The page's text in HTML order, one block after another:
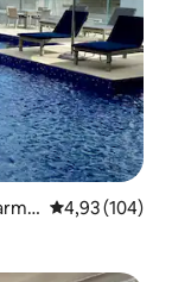
Évaluation
4,93 (104)